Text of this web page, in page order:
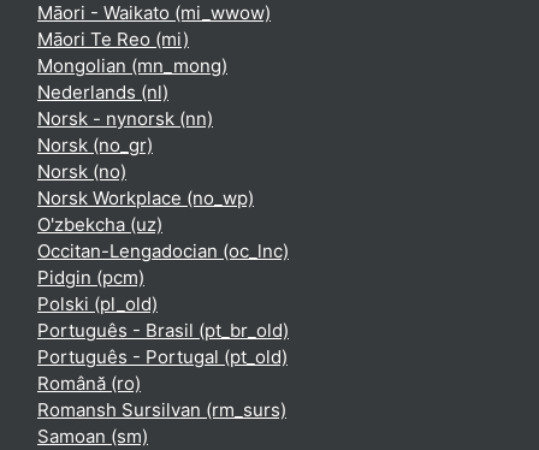
Māori - Waikato ‎(mi_wwow)‎
Māori Te Reo ‎(mi)‎
Mongolian ‎(mn_mong)‎
Nederlands ‎(nl)‎
Norsk - nynorsk ‎(nn)‎
Norsk ‎(no_gr)‎
Norsk ‎(no)‎
Norsk Workplace ‎(no_wp)‎
O'zbekcha ‎(uz)‎
Occitan-Lengadocian ‎(oc_lnc)‎
Pidgin ‎(pcm)‎
Polski ‎(pl_old)‎
Português - Brasil ‎(pt_br_old)‎
Português - Portugal ‎(pt_old)‎
Română ‎(ro)‎
Romansh Sursilvan ‎(rm_surs)‎
Samoan ‎(sm)‎